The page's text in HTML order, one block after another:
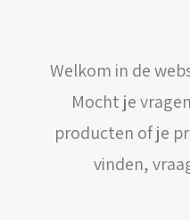
LOGIN / REGISTER
WINKELWAGEN
Welkom in de
Mocht je
producten of je
vinden,